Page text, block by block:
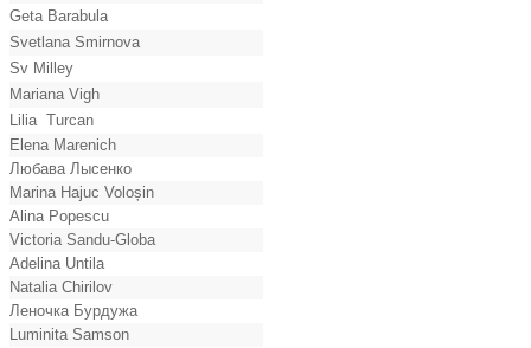
Geta Barabula
Svetlana Smirnova
Sv Milley
Mariana Vigh
Lilia Turcan
Elena Marenich
Любава Лысенко
Marina Hajuc Voloșin
Alina Popescu
Victoria Sandu-Globa
Adelina Untila
Natalia Chirilov
Леночка Бурдужа
Luminita Samson